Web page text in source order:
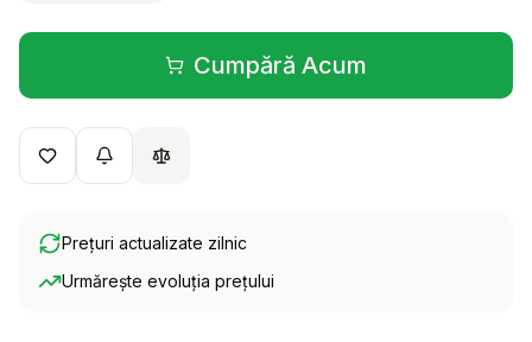
Cumpără Acum
(se deschide într-o filă
Prețuri actualizate zilnic
Urmărește evoluția prețului